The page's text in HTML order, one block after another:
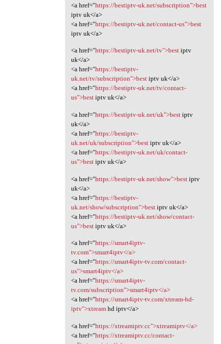
<a href="https://bestiptv-uk.net/subscription">best
iptv uk</a>
<a href="https://bestiptv-uk.net/contact-us">best
iptv uk</a>
<a href="https://bestiptv-uk.net/tv">bestiptv
uk</a>
<a href="https://bestiptv-
uk.net/tv/subscription">bestiptv uk</a>
<a href="https://bestiptv-uk.net/tv/contact-
us">bestiptv uk</a>
<a href="https://bestiptv-uk.net/uk">bestiptv
uk</a>
<a href="https://bestiptv-
uk.net/uk/subscription">bestiptv uk</a>
<a href="https://bestiptv-uk.net/uk/contact-
us">bestiptv uk</a>
<a href="https://bestiptv-uk.net/show">bestiptv
uk</a>
<a href="https://bestiptv-
uk.net/show/subscription">bestiptv uk</a>
<a href="https://bestiptv-uk.net/show/contact-
us">bestiptv uk</a>
<a href="https://smart4iptv-
tv.com">smart4iptv</a>
<a href="https://smart4iptv-tv.com/contact-
us">smart4iptv</a>
<a href="https://smart4iptv-
tv.com/subscription">smart4iptv</a>
<a href="https://smart4iptv-tv.com/xtream-hd-
iptv">xtreamhd iptv</a>
<a href="https://xtreamiptv.cc">xtreamiptv</a>
<a href="https://xtreamiptv.cc/contact-